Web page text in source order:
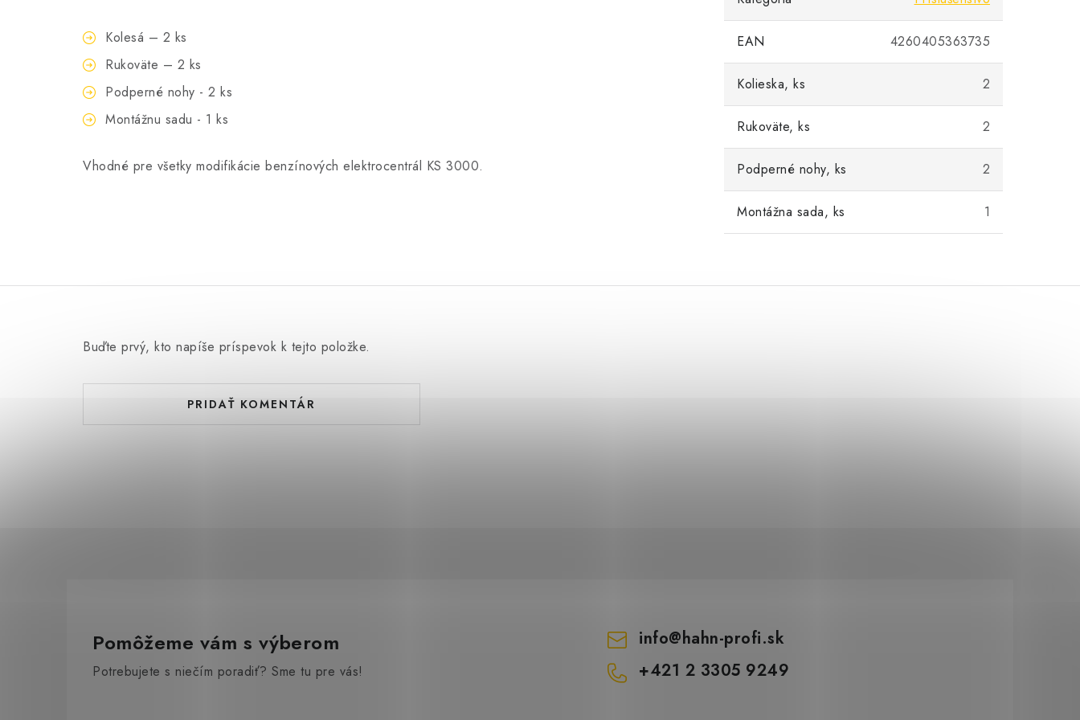
DO KOŠÍKA
Könner & Söhnen Benzínová
Kolesá – 2 ks
Rukoväte – 2 ks
Podperné nohy - 2 ks
Montážnu sadu - 1 ks
Vhodné pre všetky modifikácie benzínových elektrocentrál KS 3000.
EAN 4260405363735
Kolieska, ks 2
Rukoväte, ks 2
Podperné nohy, ks 2
Montážna sada, ks 1
Buďte prvý, kto napíše príspevok k tejto položke.
PRIDAŤ KOMENTÁR
Pomôžeme vám s výberom
Potrebujete s niečím poradiť? Sme tu pre vás!
info@hahn-profi.sk
+421 2 3305 9249